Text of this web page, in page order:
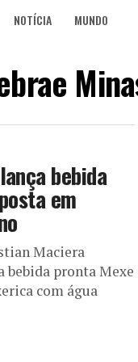
NOTÍCIA MUNDO
bebida
em
Maciera
bebida pronta Mexe
com água